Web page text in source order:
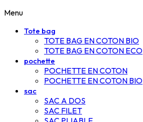
Menu
Tote bag
TOTE BAG EN COTON BIO
TOTE BAG EN COTON ECO
pochette
POCHETTE EN COTON
POCHETTE EN COTON BIO
sac
SAC A DOS
SAC FILET